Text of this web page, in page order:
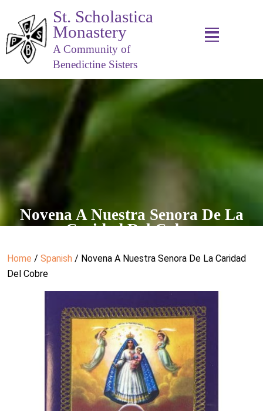
St. Scholastica
Monastery
A Community of
Benedictine Sisters
Novena A Nuestra Senora De La
Caridad Del Cobre
Home / Spanish / Novena A Nuestra Senora De La Caridad
Del Cobre